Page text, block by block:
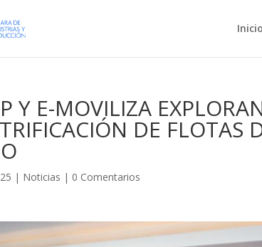
Inicio
Y E-MOVILIZA
DE FLOTAS
| Noticias | 0 Comentarios